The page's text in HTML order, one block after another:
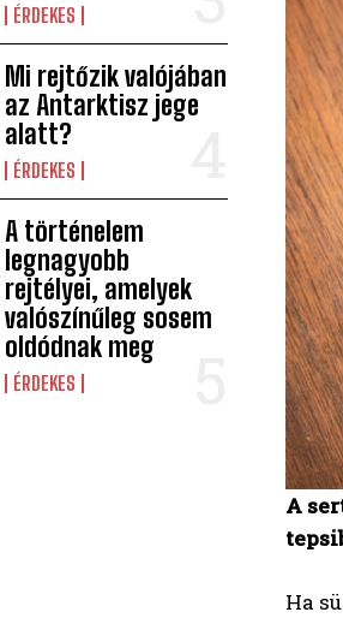
ÉRDEKES
Mi rejtőzik valójában
az Antarktisz jege
alatt?
ÉRDEKES
A történelem
legnagyobb
rejtélyei, amelyek
valószínűleg sosem
oldódnak meg
ÉRDEKES
A
Ha